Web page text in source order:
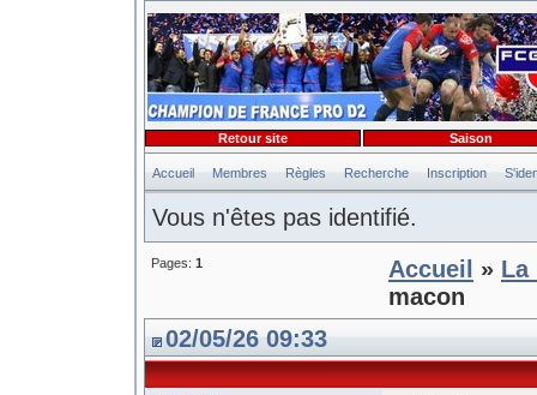
Accueil Membres Règles Recherche Inscription
Vous n'êtes pas identifié.
Retour site Saison
Pages: 1 Accueil » La
macon
02/05/26 09:33